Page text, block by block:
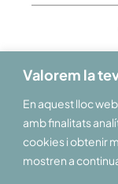
Valorem la
En aquest lloc
amb finalitats
cookies i obtenir
mostren a
Et donem la